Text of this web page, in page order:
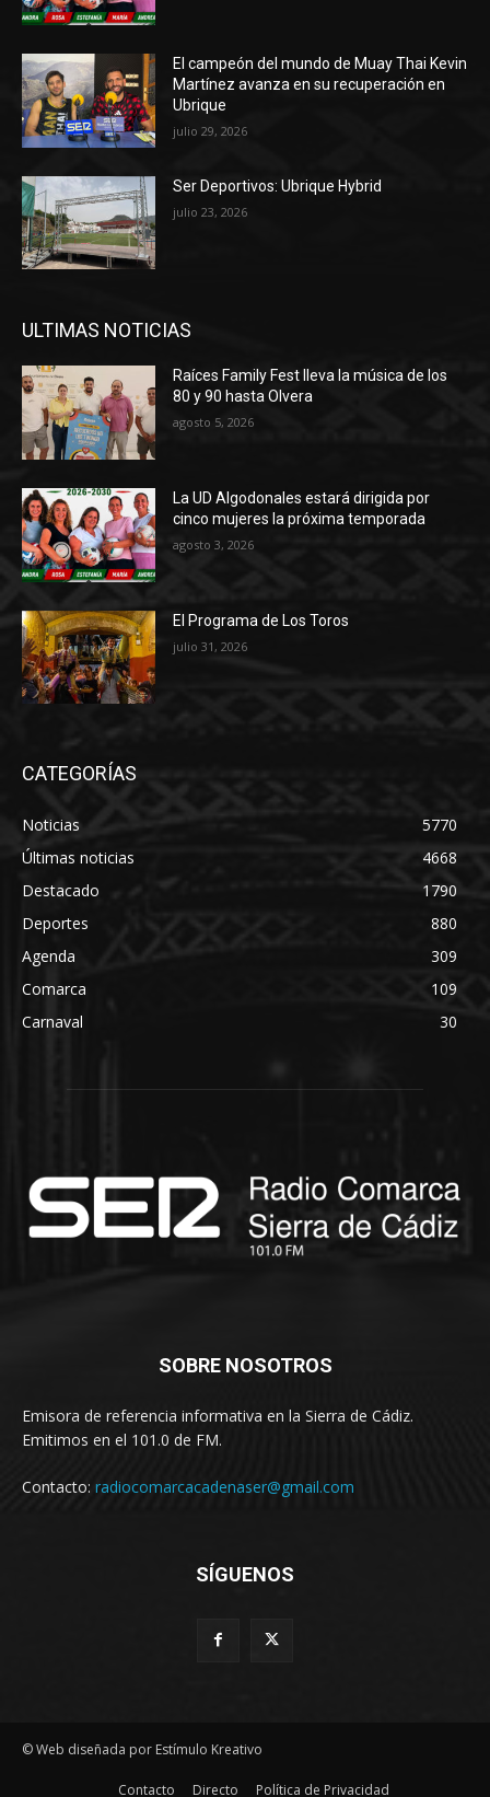
El campeón del mundo de Muay Thai Kevin
Martínez avanza en su recuperación en
Ubrique
julio 29, 2026
Ser Deportivos: Ubrique Hybrid
julio 23, 2026
ULTIMAS NOTICIAS
Raíces Family Fest lleva la música de los
80 y 90 hasta Olvera
agosto 5, 2026
La UD Algodonales estará dirigida por
cinco mujeres la próxima temporada
agosto 3, 2026
El Programa de Los Toros
julio 31, 2026
CATEGORÍAS
Noticias
5770
Últimas noticias
4668
Destacado
1790
Deportes
880
Agenda
309
Comarca
109
Carnaval
30
SOBRE NOSOTROS
Emisora de referencia informativa en la Sierra de Cádiz.
Emitimos en el 101.0 de FM.
Contacto: radiocomarcacadenaser@gmail.com
SÍGUENOS
© Web diseñada por Estímulo Kreativo
Contacto Directo Política de Privacidad